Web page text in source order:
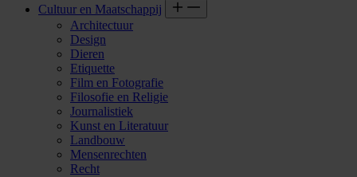
Cultuur en Maatschappij
Architectuur
Design
Dieren
Etiquette
Film en Fotografie
Filosofie en Religie
Journalistiek
Kunst en Literatuur
Landbouw
Mensenrechten
Recht